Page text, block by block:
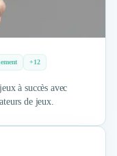
+12
à succès avec
de jeux.